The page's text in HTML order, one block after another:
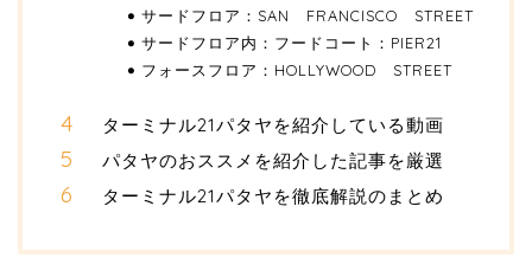
サードフロア：SAN FRANCISCO STREET
サードフロア内：フードコート：PIER21
フォースフロア：HOLLYWOOD STREET
ターミナル21パタヤを紹介している動画
パタヤのおススメを紹介した記事を厳選
ターミナル21パタヤを徹底解説のまとめ